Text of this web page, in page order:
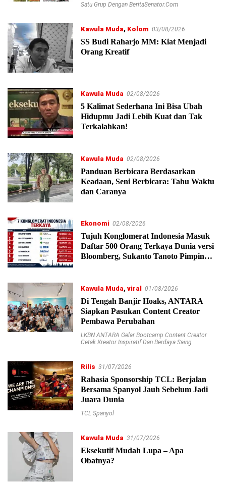
Satu Grup Dengan BeritaSenator.com
Kawula Muda, Kolom 03/08/2026
SS Budi Raharjo MM: Kiat Menjadi
Orang Kreatif
Kawula Muda 02/08/2026
5 Kalimat Sederhana Ini Bisa Ubah
Hidupmu Jadi Lebih Kuat dan Tak
Terkalahkan!
Kawula Muda 02/08/2026
Panduan Berbicara Berdasarkan
Keadaan, Seni Berbicara: Tahu Waktu
dan Caranya
Ekonomi 02/08/2026
Tujuh Konglomerat Indonesia Masuk
Daftar 500 Orang Terkaya Dunia versi
Bloomberg, Sukanto Tanoto Pimpin
Kawula Muda, viral 01/08/2026
Di Tengah Banjir Hoaks, ANTARA
Siapkan Pasukan Content Creator
Pembawa Perubahan
LKBN ANTARA Gelar Bootcamp Content Creator
Cetak Kreator Inspiratif Dan Berdaya Saing
Rilis 31/07/2026
Rahasia Sponsorship TCL: Berjalan
Bersama Spanyol Jauh Sebelum Jadi
Juara Dunia
TCL Spanyol
Kawula Muda 31/07/2026
Eksekutif Mudah Lupa – Apa
Obatnya?